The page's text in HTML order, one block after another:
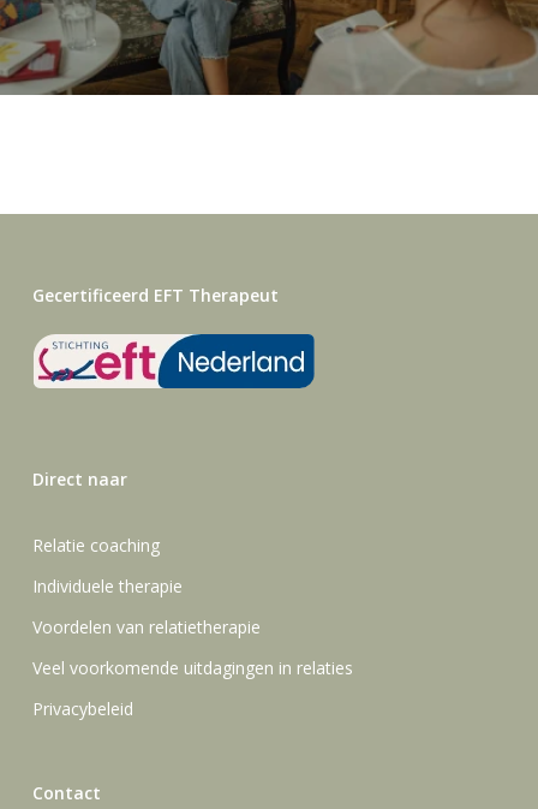
Gecertificeerd EFT Therapeut
Direct naar
Relatie coaching
Individuele therapie
Voordelen van relatietherapie
Veel voorkomende uitdagingen in relaties
Privacybeleid
Contact